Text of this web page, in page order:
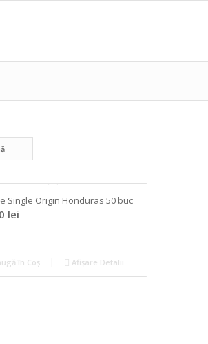
Single Origin Honduras 50 buc
lei
în Coș Afișare Detalii